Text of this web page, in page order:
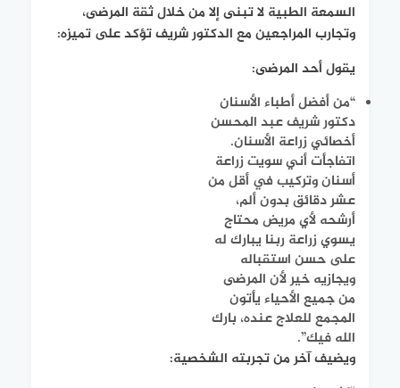
السمعة الطبية لا تبنى إلا من خلال ثقة المرضى،
وتجارب المراجعين مع الدكتور شريف تؤكد على تميزه:
يقول أحد المرضى:
“من أفضل أطباء الأسنان
دكتور شريف عبد المحسن
أخصائي زراعة الأسنان.
اتفاجأت أني سويت زراعة
أسنان وتركيب في أقل من
عشر دقائق بدون ألم،
أرشحه لأي مريض محتاج
يسوي زراعة ربنا يبارك له
على حسن استقباله
ويجازيه خير لأن المرضى
من جميع الأحياء يأتون
المجمع للعلاج عنده، بارك
الله فيك”.
ويضيف آخر من تجربته الشخصية: